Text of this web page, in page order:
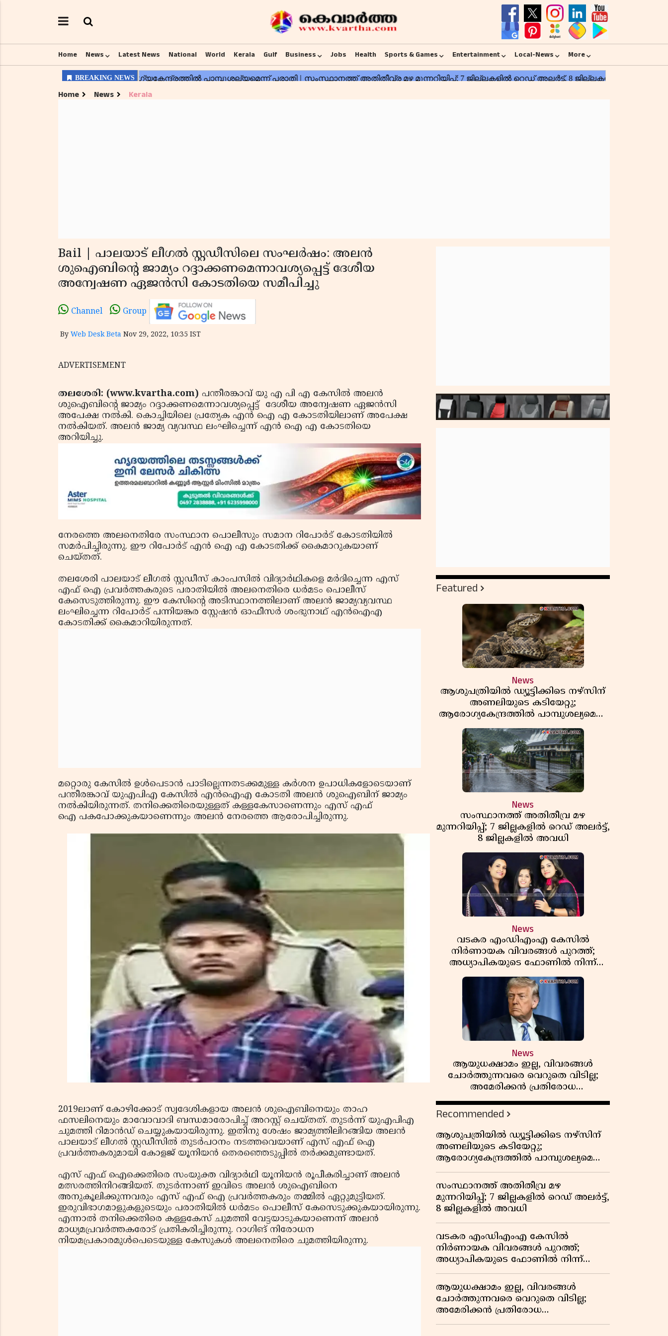
Home News Latest News National World Kerala Gulf Business Jobs Health Sports & Games Entertainment Local-News More
Home News Kerala
Bail | പാലയാട് ലീഗല്‍ സ്റ്റഡീസിലെ സംഘര്‍ഷം: അലന്‍
ശുഐബിന്റെ ജാമ്യം റദ്ദാക്കണമെന്നാവശ്യപ്പെട്ട് ദേശീയ
അന്വേഷണ ഏജന്‍സി കോടതിയെ സമീപിച്ചു
Channel Group
By Web Desk Beta Nov 29, 2022, 10:35 IST
ADVERTISEMENT
തലശേരി: (www.kvartha.com) പന്തീരങ്കാവ് യു എ പി എ കേസില്‍ അലന്‍
ശുഐബിന്റെ ജാമ്യം റദ്ദാക്കണമെന്നാവശ്യപ്പെട്ട് ദേശീയ അന്വേഷണ ഏജന്‍സി
അപേക്ഷ നല്‍കി. കൊച്ചിയിലെ പ്രത്യേക എന്‍ ഐ എ കോടതിയിലാണ് അപേക്ഷ
നല്‍കിയത്. അലന്‍ ജാമ്യ വ്യവസ്ഥ ലംഘിച്ചെന്ന് എന്‍ ഐ എ കോടതിയെ
അറിയിച്ചു.
നേരത്തെ അലനെതിരേ സംസ്ഥാന പൊലീസും സമാന റിപോര്‍ട് കോടതിയില്‍
സമര്‍പിച്ചിരുന്നു. ഈ റിപോര്‍ട് എന്‍ ഐ എ കോടതിക്ക് കൈമാറുകയാണ്
ചെയ്തത്.
തലശേരി പാലയാട് ലീഗല്‍ സ്റ്റഡീസ് കാംപസില്‍ വിദ്യാര്‍ഥികളെ മര്‍ദിച്ചെന്ന എസ്
എഫ് ഐ പ്രവര്‍ത്തകരുടെ പരാതിയില്‍ അലനെതിരെ ധര്‍മടം പൊലീസ്
കേസെടുത്തിരുന്നു. ഈ കേസിന്റെ അടിസ്ഥാനത്തിലാണ് അലന്‍ ജാമ്യവ്യവസ്ഥ
ലംഘിച്ചെന്ന റിപോര്‍ട് പന്നിയങ്കര സ്റ്റേഷന്‍ ഓഫീസര്‍ ശംഭുനാഥ് എന്‍ഐഎ
കോടതിക്ക് കൈമാറിയിരുന്നത്.
മറ്റൊരു കേസില്‍ ഉള്‍പെടാന്‍ പാടില്ലെന്നതടക്കമുള്ള കര്‍ശന ഉപാധികളോടെയാണ്
പന്തീരങ്കാവ് യുഎപിഎ കേസില്‍ എന്‍ഐഎ കോടതി അലന്‍ ശുഐബിന് ജാമ്യം
നല്‍കിയിരുന്നത്. തനിക്കെതിരെയുള്ളത് കള്ളകേസാണെന്നും എസ് എഫ്
ഐ പകപോക്കുകയാണെന്നും അലന്‍ നേരത്തെ ആരോപിച്ചിരുന്നു.
2019ലാണ് കോഴിക്കോട് സ്വദേശികളായ അലന്‍ ശുഐബിനെയും താഹ
ഫസലിനെയും മാവോവാദി ബന്ധമാരോപിച്ച് അറസ്റ്റ് ചെയ്തത്. തുടര്‍ന്ന് യുഎപിഎ
ചുമത്തി റിമാന്‍ഡ് ചെയ്യുകയായിരുന്നു. ഇതിനു ശേഷം ജാമ്യത്തിലിറങ്ങിയ അലന്‍
പാലയാട് ലീഗല്‍ സ്റ്റഡീസില്‍ തുടര്‍പഠനം നടത്തവെയാണ് എസ് എഫ് ഐ
പ്രവര്‍ത്തകരുമായി കോളജ് യൂനിയന്‍ തെരഞ്ഞെടുപ്പില്‍ തര്‍ക്കമുണ്ടായത്.
എസ് എഫ് ഐക്കെതിരെ സംയുക്ത വിദ്യാര്‍ഥി യൂനിയന്‍ രൂപീകരിച്ചാണ് അലന്‍
മത്സരത്തിനിറങ്ങിയത്. തുടര്‍ന്നാണ് ഇവിടെ അലന്‍ ശുഐബിനെ
അനുകൂലിക്കുന്നവരും എസ് എഫ് ഐ പ്രവര്‍ത്തകരും തമ്മില്‍ ഏറ്റുമുട്ടിയത്.
ഇരുവിഭാഗമാളുകളുടെയും പരാതിയില്‍ ധര്‍മടം പൊലീസ് കേസെടുക്കുകയായിരുന്നു.
എന്നാല്‍ തനിക്കെതിരെ കള്ളകേസ് ചുമത്തി വേട്ടയാടുകയാണെന്ന് അലന്‍
മാധ്യമപ്രവര്‍ത്തകരോട് പ്രതികരിച്ചിരുന്നു. റാഗിങ് നിരോധന
നിയമപ്രകാരമുള്‍പെടെയുള്ള കേസുകള്‍ അലനെതിരെ ചുമത്തിയിരുന്നു.
Featured
News
ആശുപത്രിയിൽ ഡ്യൂട്ടിക്കിടെ നഴ്സിന്
അണലിയുടെ കടിയേറ്റു;
ആരോഗ്യകേന്ദ്രത്തിൽ പാമ്പുശല്യമെന്ന്
പരാതി
News
സംസ്ഥാനത്ത് അതിതീവ്ര മഴ
മുന്നറിയിപ്പ്; 7 ജില്ലകളിൽ റെഡ് അലർട്ട്,
8 ജില്ലകളിൽ അവധി
News
വടകര എംഡിഎംഎ കേസിൽ
നിർണായക വിവരങ്ങൾ പുറത്ത്;
അധ്യാപികയുടെ ഫോണിൽ നിന്ന്
ലഹരി ഇടപാട് ചാറ്റുകൾ കണ്ടെത്തി
News
ആയുധക്ഷാമം ഇല്ല, വിവരങ്ങൾ
ചോർത്തുന്നവരെ വെറുതെ വിടില്ല;
അമേരിക്കൻ പ്രതിരോധ
സെക്രട്ടറിയുമായി കൊമ്പുകോർത്ത്
Recommended
ആശുപത്രിയിൽ ഡ്യൂട്ടിക്കിടെ നഴ്സിന്
അണലിയുടെ കടിയേറ്റു;
ആരോഗ്യകേന്ദ്രത്തിൽ പാമ്പുശല്യമെന്ന്
പരാതി
സംസ്ഥാനത്ത് അതിതീവ്ര മഴ
മുന്നറിയിപ്പ്; 7 ജില്ലകളിൽ റെഡ് അലർട്ട്,
8 ജില്ലകളിൽ അവധി
വടകര എംഡിഎംഎ കേസിൽ
നിർണായക വിവരങ്ങൾ പുറത്ത്;
അധ്യാപികയുടെ ഫോണിൽ നിന്ന്
ലഹരി ഇടപാട് ചാറ്റുകൾ കണ്ടെത്തി
ആയുധക്ഷാമം ഇല്ല, വിവരങ്ങൾ
ചോർത്തുന്നവരെ വെറുതെ വിടില്ല;
അമേരിക്കൻ പ്രതിരോധ
സെക്രട്ടറിയുമായി കൊമ്പുകോർത്ത്